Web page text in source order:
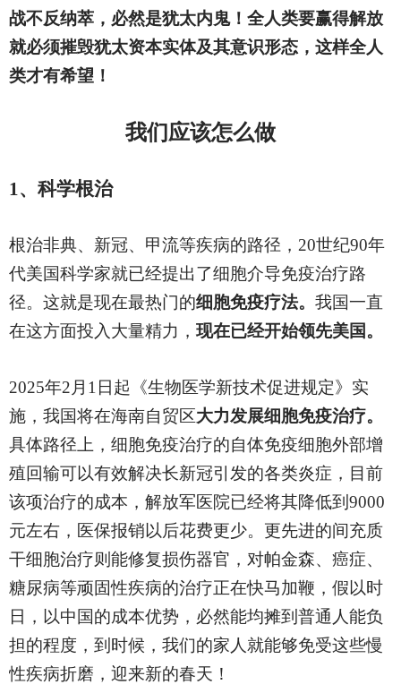
战不反纳萃，必然是犹太内鬼！全人类要赢得解放
就必须摧毁犹太资本实体及其意识形态，这样全人
类才有希望！
我们应该怎么做
1、科学根治
根治非典、新冠、甲流等疾病的路径，20世纪90年
代美国科学家就已经提出了细胞介导免疫治疗路
径。这就是现在最热门的细胞免疫疗法。 我国一直
在这方面投入大量精力， 现在已经开始领先美国。
2025年2月1日起《生物医学新技术促进规定》实
施，我国将在海南自贸区大力发展细胞免疫治疗。
具体路径上，细胞免疫治疗的自体免疫细胞外部增
殖回输可以有效解决长新冠引发的各类炎症，目前
该项治疗的成本，解放军医院已经将其降低到9000
元左右，医保报销以后花费更少。更先进的间充质
干细胞治疗则能修复损伤器官，对帕金森、癌症、
糖尿病等顽固性疾病的治疗正在快马加鞭，假以时
日，以中国的成本优势，必然能均摊到普通人能负
担的程度，到时候，我们的家人就能够免受这些慢
性疾病折磨，迎来新的春天！